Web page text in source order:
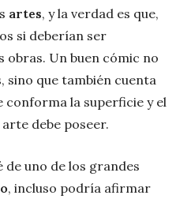
artes, y la verdad es que,
si deberían ser
obras. Un buen cómic no
sino que también cuenta
conforma la superficie y el
debe poseer.
uno de los grandes
, incluso podría afirmar